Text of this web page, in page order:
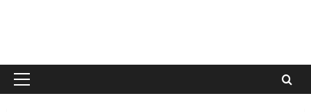
Primary